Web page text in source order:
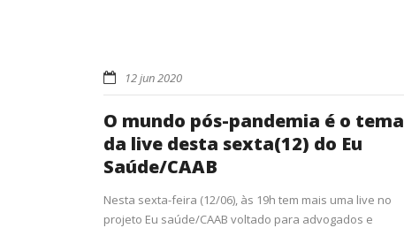
12 jun 2020
O mundo pós-pandemia é o tema
da live desta sexta(12) do Eu
Saúde/CAAB
Nesta sexta-feira (12/06), às 19h tem mais uma live no
projeto Eu saúde/CAAB voltado para advogados e